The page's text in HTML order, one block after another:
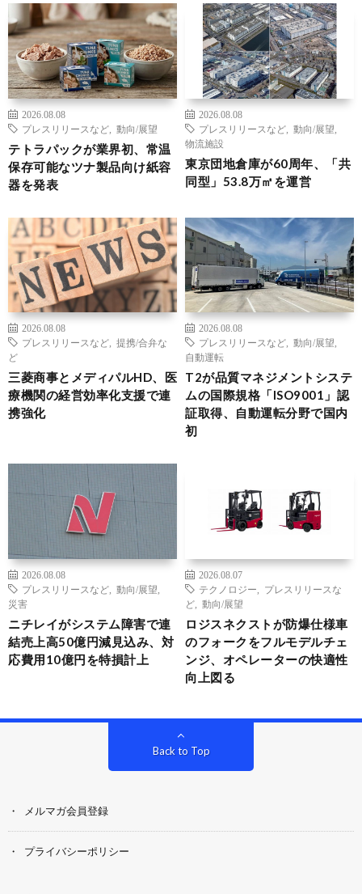
2026.08.08
プレスリリースなど
動向/展望
テトラパックが業界初、常温
保存可能なツナ製品向け紙容
器を発表
2026.08.08
プレスリリースなど
動向/展望
物流施設
東京団地倉庫が60周年、「共
同型」53.8万㎡を運営
2026.08.08
プレスリリースなど
提携/合弁な
ど
三菱商事とメディパルHD、医
療機関の経営効率化支援で連
携強化
2026.08.08
プレスリリースなど
動向/展望
自動運転
T2が品質マネジメントシステ
ムの国際規格「ISO9001」認
証取得、自動運転分野で国内
初
2026.08.08
プレスリリースなど
動向/展望
災害
ニチレイがシステム障害で連
結売上高50億円減見込み、対
応費用10億円を特損計上
2026.08.07
テクノロジー
プレスリリースな
ど
動向/展望
ロジスネクストが防爆仕様車
のフォークをフルモデルチェ
ンジ、オペレーターの快適性
向上図る
Back to Top
メルマガ会員登録
プライバシーポリシー